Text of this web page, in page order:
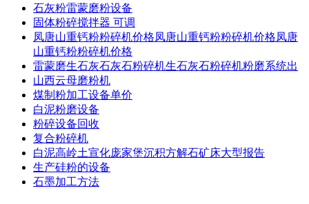
石灰粉雷蒙磨粉设备
固体粉碎搅拌器 可调
凤唐山重钙粉粉碎机价格凤唐山重钙粉粉碎机价格凤唐
山重钙粉粉碎机价格
雷蒙磨生石灰石灰石粉碎机生石灰石粉碎机粉磨系统出
山西云母磨粉机
煤制粉加工设备单价
白泥粉磨设备
粉碎设备回收
复合粉碎机
白泥高岭土宣化庞家堡沉积方解石矿床大型报告
生产硅粉的设备
石墨加工方法